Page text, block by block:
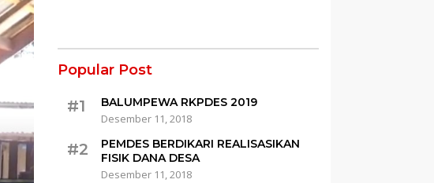
Popular Post
#1
BALUMPEWA RKPDES 2019
Desember 11, 2018
#2
PEMDES BERDIKARI REALISASIKAN
FISIK DANA DESA
Desember 11, 2018